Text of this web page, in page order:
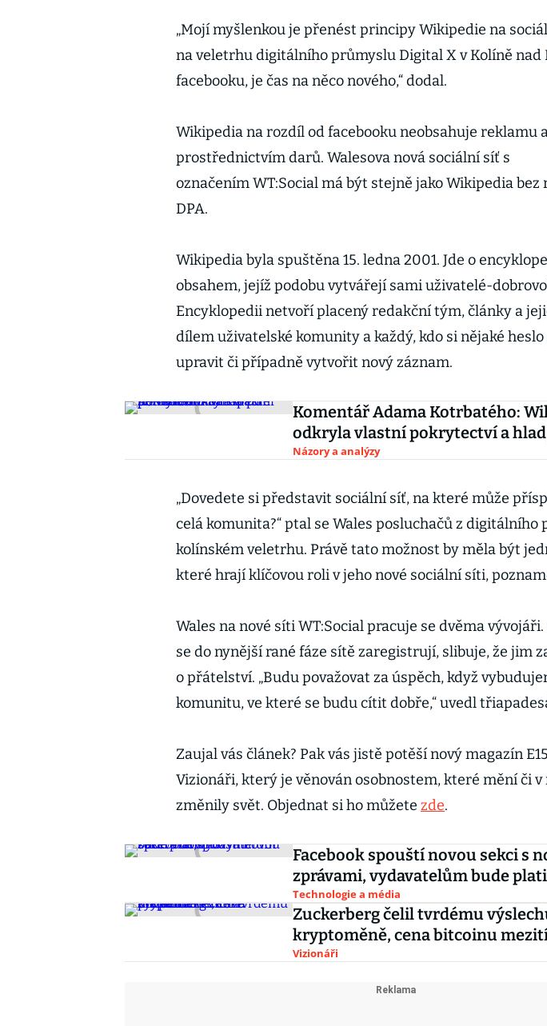
„Mojí myšlenkou je přenést principy Wikipedie na
na veletrhu digitálního průmyslu Digital X v Kolíně nad
facebooku, je čas na něco nového,“ dodal.
Wikipedia na rozdíl od facebooku neobsahuje reklamu
prostřednictvím darů. Walesova nová sociální síť s
označením WT:Social má být stejně jako Wikipedia bez
DPA.
Wikipedia byla spuštěna 15. ledna 2001. Jde o
obsahem, jejíž podobu vytvářejí sami uživatelé-
Encyklopedii netvoří placený redakční tým, články a
dílem uživatelské komunity a každý, kdo si nějaké
upravit či případně vytvořit nový záznam.
Komentář Adama Kotrbatého:
odkryla vlastní pokrytectví a
Názory a analýzy
„Dovedete si představit sociální síť, na které může
celá komunita?“ ptal se Wales posluchačů z digitálního
kolínském veletrhu. Právě tato možnost by měla být
které hrají klíčovou roli v jeho nové sociální síti,
Wales na nové síti WT:Social pracuje se dvěma
se do nynější rané fáze sítě zaregistrují, slibuje, že jim
o přátelství. „Budu považovat za úspěch, když
komunitu, ve které se budu cítit dobře,“ uvedl
Zaujal vás článek? Pak vás jistě potěší nový magazín
Vizionáři, který je věnován osobnostem, které mění či
změnily svět. Objednat si ho můžete zde.
Facebook spouští novou sekci s
zprávami, vydavatelům bude
Technologie a média
Zuckerberg čelil tvrdému
kryptoměně, cena bitcoinu
Vizionáři